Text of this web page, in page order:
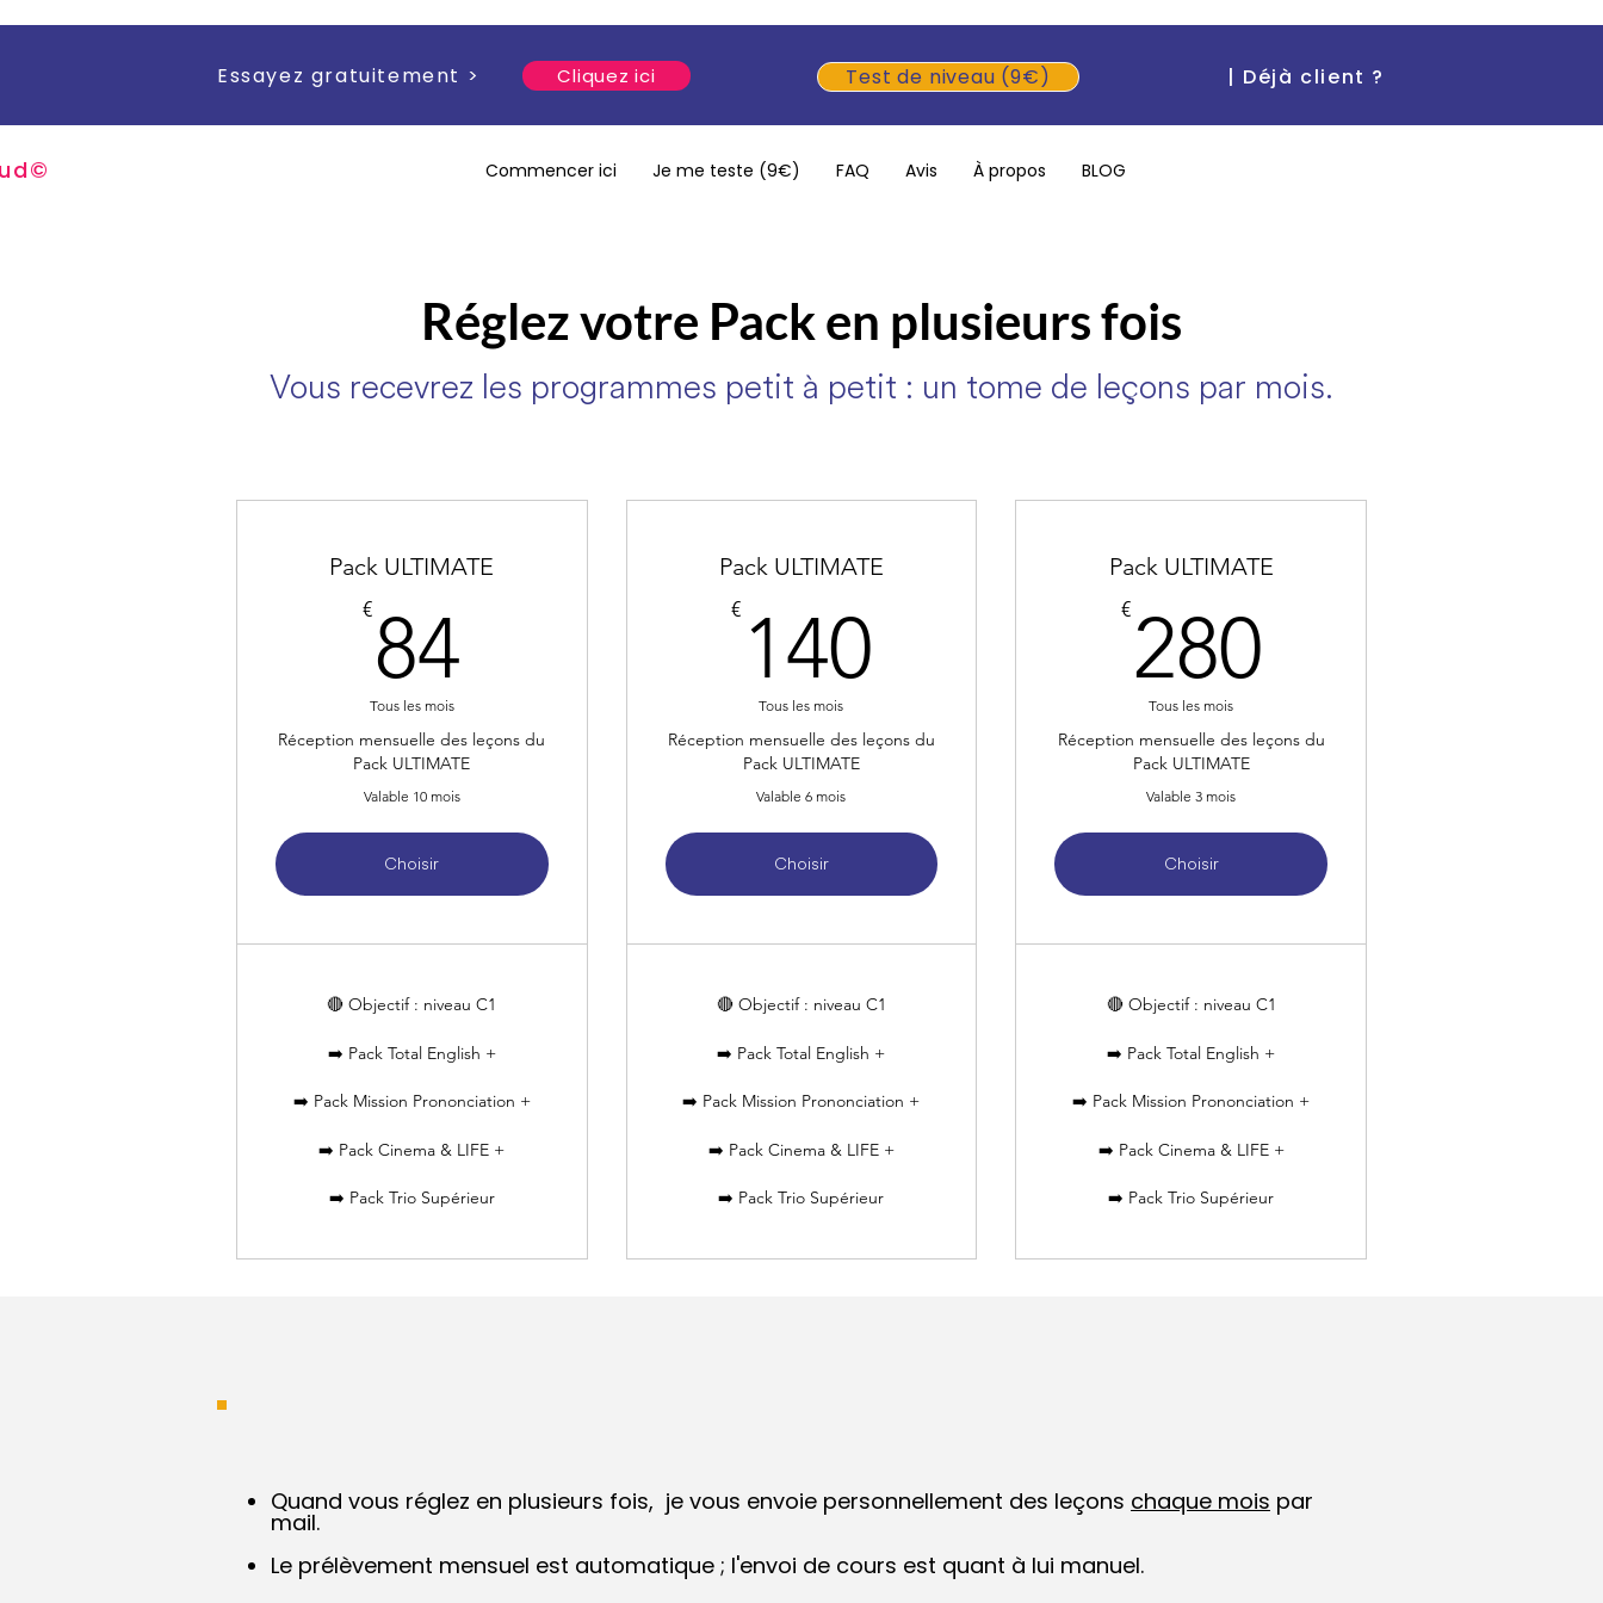
Essayez gratuitement > Cliquez ici Test de niveau (9€) | Déjà client ?
d© Commencer ici Je me teste (9€) FAQ Avis À propos BLOG
Réglez votre Pack en plusieurs fois
Vous recevrez les programmes petit à petit : un tome de leçons par mois.
Pack ULTIMATE
€84
Tous les mois
Réception mensuelle des leçons du
Pack ULTIMATE
Valable 10 mois
Choisir
🔴 Objectif : niveau C1
➡️ Pack Total English +
➡️ Pack Mission Prononciation +
➡️ Pack Cinema & LIFE +
➡️ Pack Trio Supérieur
Pack ULTIMATE
€ 140
Tous les mois
Réception mensuelle des leçons du
Pack ULTIMATE
Valable 6 mois
Choisir
🔴 Objectif : niveau C1
➡️ Pack Total English +
➡️ Pack Mission Prononciation +
➡️ Pack Cinema & LIFE +
➡️ Pack Trio Supérieur
Pack ULTIMATE
€280
Tous les mois
Réception mensuelle des leçons du
Pack ULTIMATE
Valable 3 mois
Choisir
🔴 Objectif : niveau C1
➡️ Pack Total English +
➡️ Pack Mission Prononciation +
➡️ Pack Cinema & LIFE +
➡️ Pack Trio Supérieur
Quand vous réglez en plusieurs fois, je vous envoie personnellement des leçons chaque mois par
mail.
Le prélèvement mensuel est automatique ; l'envoi de cours est quant à lui manuel.